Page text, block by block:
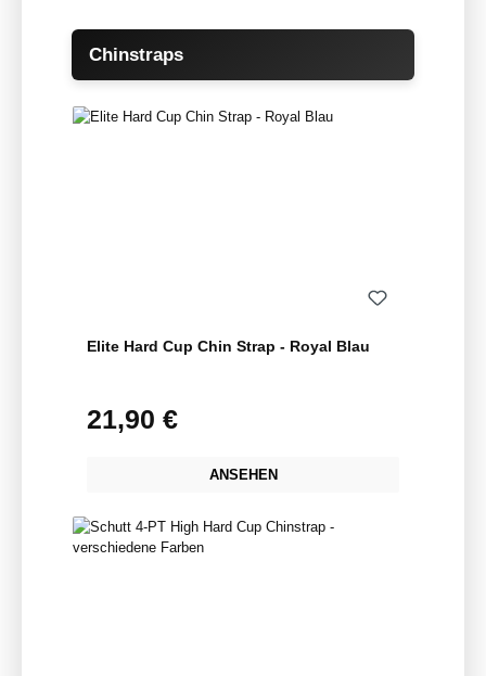
Produktgalerie überspringen
Chinstraps
Elite Hard Cup Chin Strap - Royal Blau
Regulärer Preis:
21,90 €
ANSEHEN